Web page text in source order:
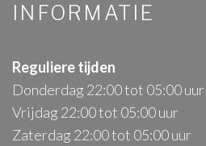
INFORMATIE
Reguliere tijden
Donderdag 22:00 tot 05:00 uur
Vrijdag 22:00 tot 05:00 uur
Zaterdag 22:00 tot 05:00 uur